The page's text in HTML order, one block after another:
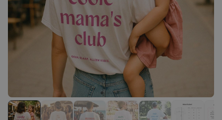
Polaroid-look
Gepersonaliseerde
Geurhanger set van 2
Meer dan
13.900
19,99 €
Personaliseerbaar
Gepersonaliseerd houten blok
waar het begon
1.900keer
gekocht
24,99 €